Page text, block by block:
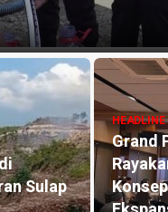
Sulap
HEADLINE
Grand